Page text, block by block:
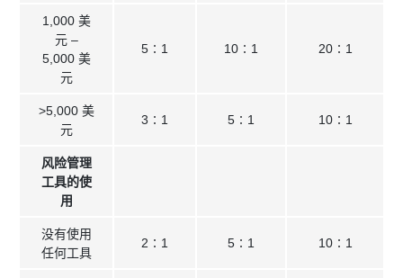
1,000 美
元 –
5,000 美
元
5∶1 10∶1 20∶1
>5,000 美
元
3∶1 5∶1 10∶1
风险管理
工具的使
用
没有使用
任何工具
2∶1 5∶1 10∶1